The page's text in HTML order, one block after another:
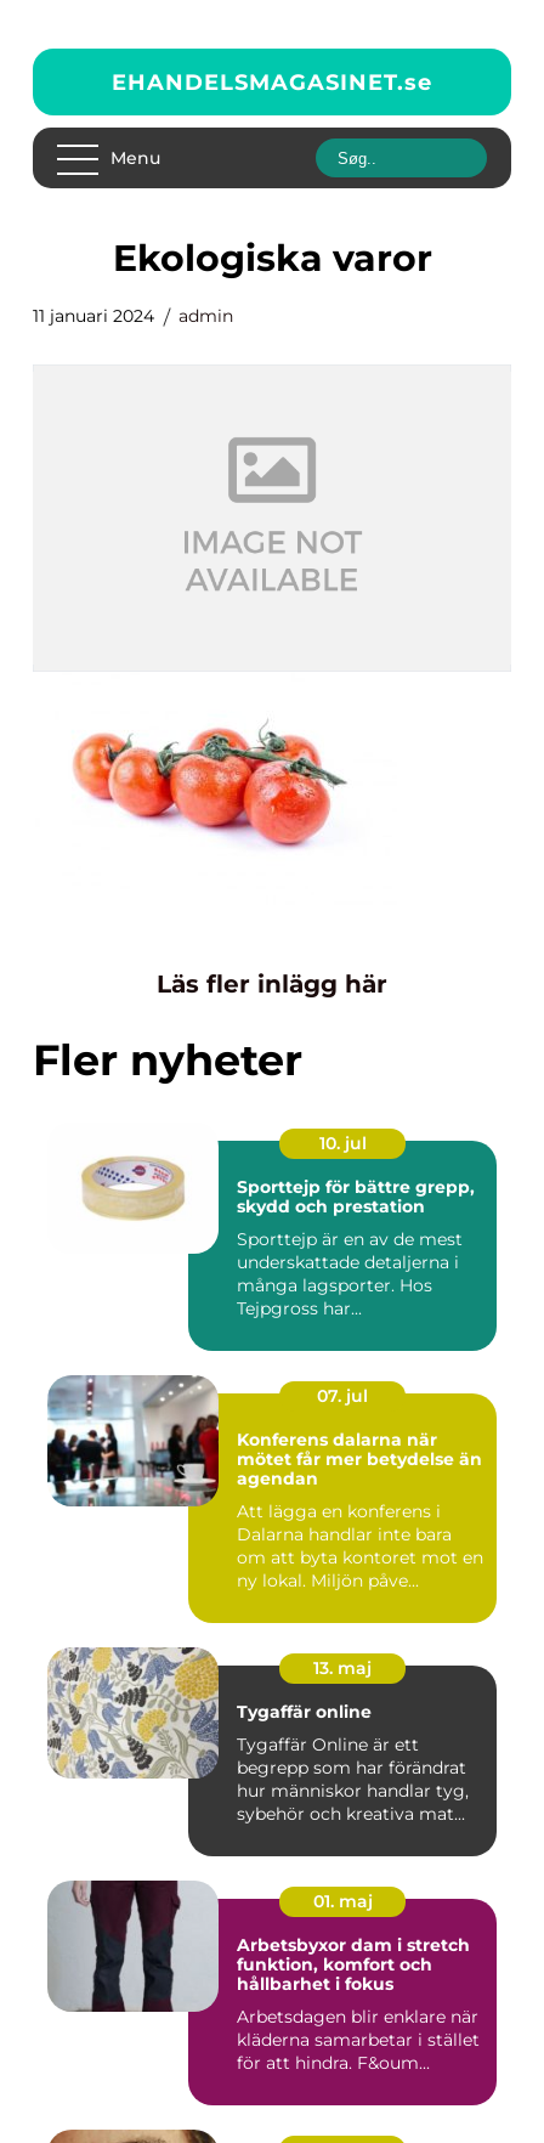
EHANDELSMAGASINET.se
Menu
ekologiska varor
11 januari 2024 admin
Läs fler inlägg här
Fler nyheter
10. jul
Sporttejp för bättre grepp,
skydd och prestation
Sporttejp är en av de mest
underskattade detaljerna i
många lagsporter. Hos
Tejpgross har...
07. jul
Konferens dalarna när
mötet får mer betydelse än
agendan
Att lägga en konferens i
Dalarna handlar inte bara
om att byta kontoret mot en
ny lokal. Miljön påve...
13. maj
Tygaffär online
Tygaffär Online är ett
begrepp som har förändrat
hur människor handlar tyg,
sybehör och kreativa mat...
01. maj
Arbetsbyxor dam i stretch
funktion, komfort och
hållbarhet i fokus
Arbetsdagen blir enklare när
kläderna samarbetar i stället
för att hindra. F&oum...